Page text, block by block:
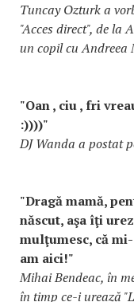
Tuncay Ozturk a
"Acces direct", de la
un copil cu Andreea
"Oan , ciu , fri
:))))"
DJ Wanda a postat
"Dragă mamă,
născut, aşa îţi
mulţumesc, că
am aici!"
Mihai Bendeac, în
în timp ce-i urează